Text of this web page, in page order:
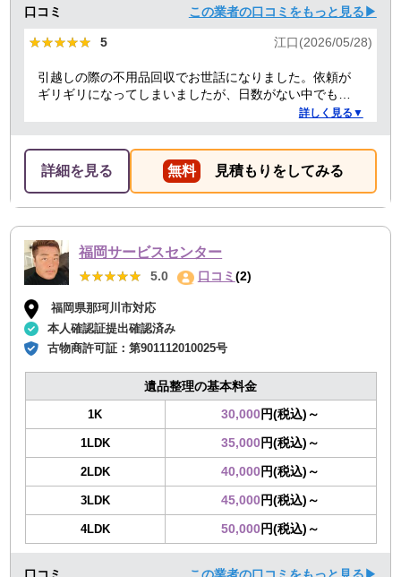
口コミ この業者の口コミをもっと見る▶
★★★★★
★★★★★ 5 江口(2026/05/28)
引越しの際の不用品回収でお世話になりました。依頼が
ギリギリになってしまいましたが、日数がない中でも迅
速に対応していただき、とても助かりました。 ありがと
詳しく見る▼
詳細を見る 無料 見積もりをしてみる
福岡サービスセンター
★★★★★
★★★★★ 5.0 口コミ(2)
福岡県那珂川市対応
本人確認証提出確認済み
古物商許可証：第901112010025号
遺品整理の基本料金
1K 30,000円(税込)～
1LDK 35,000円(税込)～
2LDK 40,000円(税込)～
3LDK 45,000円(税込)～
4LDK 50,000円(税込)～
口コミ この業者の口コミをもっと見る▶